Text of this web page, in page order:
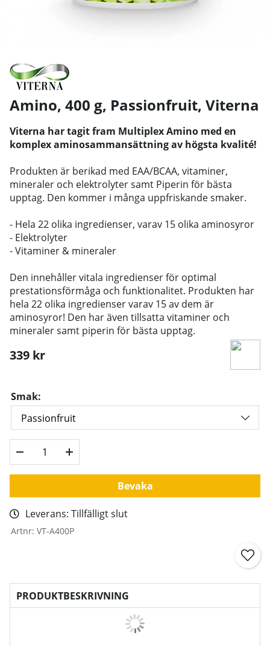
Amino, 400 g, Passionfruit, Viterna
Viterna har tagit fram Multiplex Amino med en
komplex aminosammansättning av högsta kvalité!
Produkten är berikad med EAA/BCAA, vitaminer,
mineraler och elektrolyter samt Piperin för bästa
upptag. Den kommer i många uppfriskande smaker.
- Hela 22 olika ingredienser, varav 15 olika aminosyror
- Elektrolyter
- Vitaminer & mineraler
Den innehåller vitala ingredienser för optimal
prestationsförmåga och funktionalitet. Produkten har
hela 22 olika ingredienser varav 15 av dem är
aminosyror! Den har även tillsatta vitaminer och
mineraler samt piperin för bästa upptag.
339 kr
Smak:
Bevaka
Leverans: Tillfälligt slut
Artnr: VT-A400P
PRODUKTBESKRIVNING